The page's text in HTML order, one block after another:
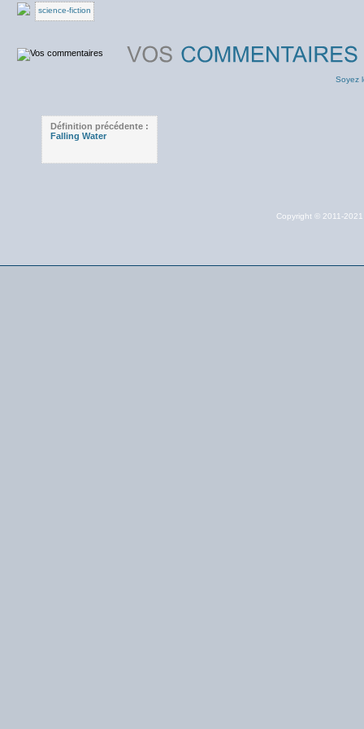
science-fiction
Soyez
Définition précédente :
Falling Water
Copyright © 2011-